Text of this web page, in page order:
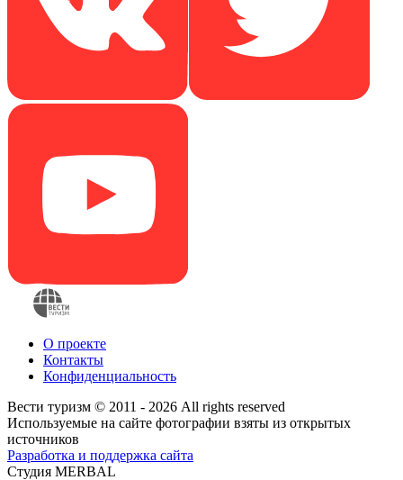
О проекте
Контакты
Конфиденциальность
Вести туризм © 2011 - 2026 All rights reserved
Используемые на сайте фотографии взяты из открытых
источников
Разработка и поддержка сайта
Студия MERBAL